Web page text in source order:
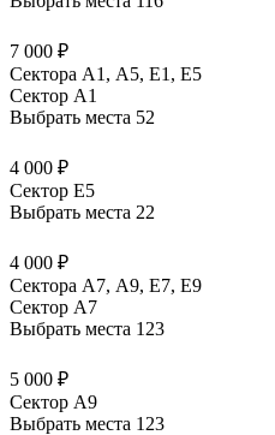
7 000 ₽
Сектора А1, А5, Е1, Е5
Сектор A1
Выбрать места 52
4 000 ₽
Сектор E5
Выбрать места 22
4 000 ₽
Сектора А7, А9, Е7, Е9
Сектор A7
Выбрать места 123
5 000 ₽
Сектор A9
Выбрать места 123